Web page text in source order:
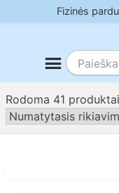
to
Fizinės
Rodoma 41